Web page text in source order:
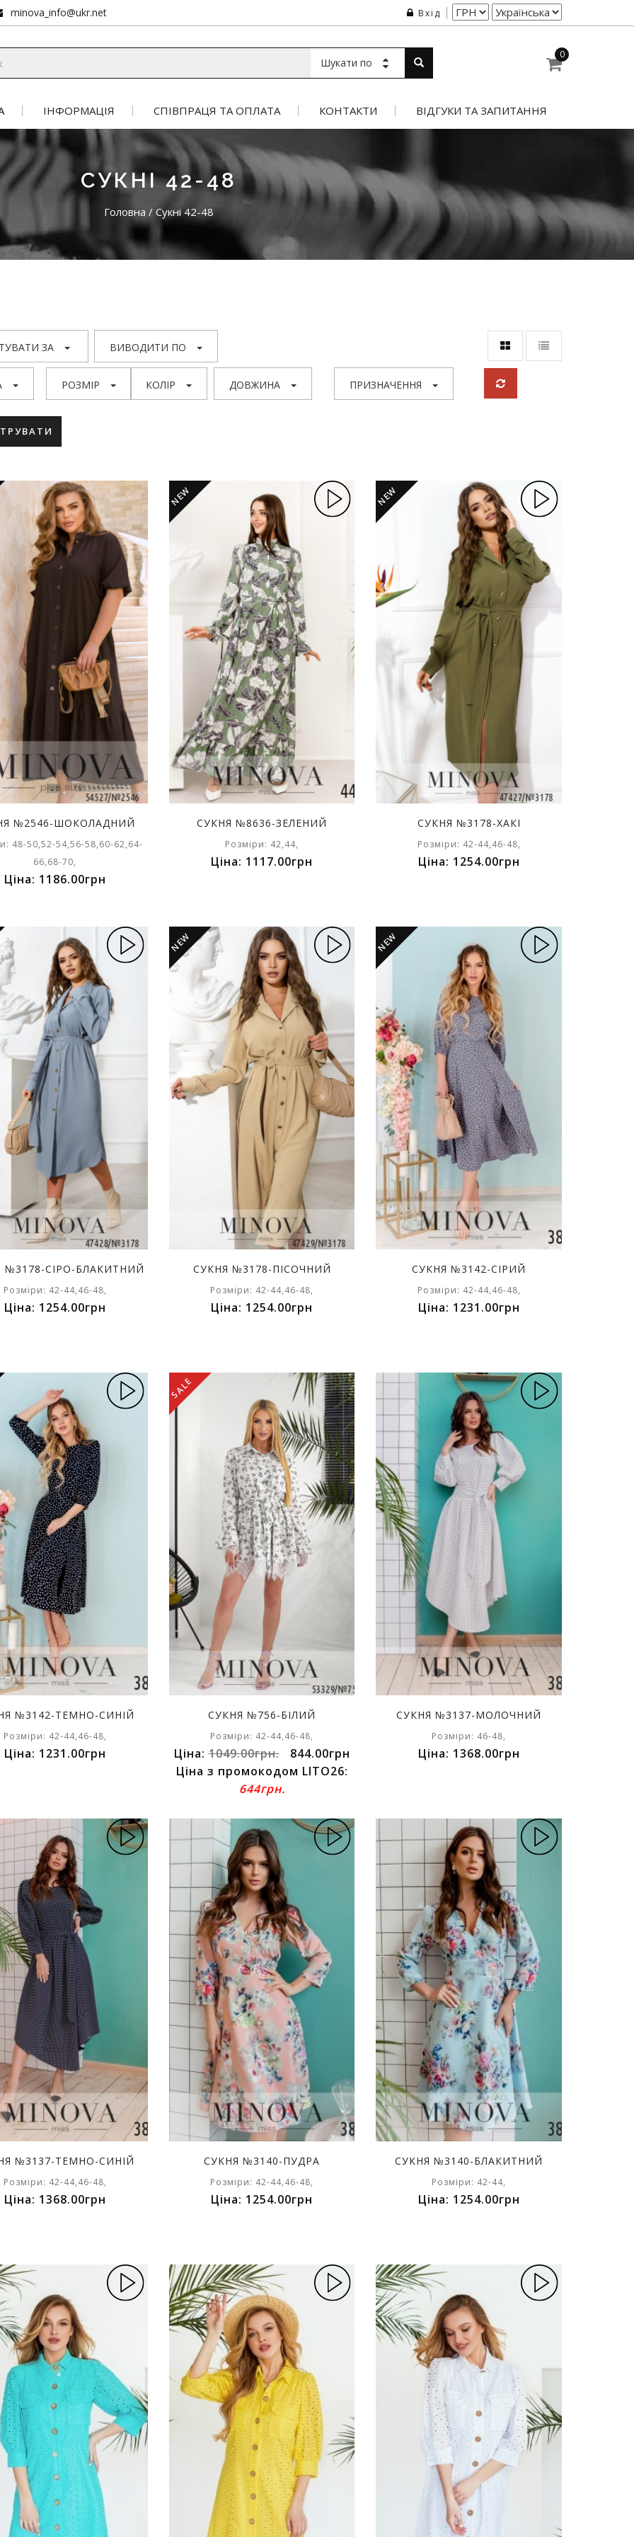
minova_info@ukr.net Вхід
Шукати по
0
ІНФОРМАЦІЯ СПІВПРАЦЯ ТА ОПЛАТА КОНТАКТИ ВІДГУКИ ТА ЗАПИТАННЯ
СУКНІ 42-48
Головна / Сукні 42-48
ЗА ВИВОДИТИ ПО
РОЗМІР КОЛІР ДОВЖИНА ПРИЗНАЧЕННЯ
№2546-ШОКОЛАДНИЙ
48-50,52-54,56-58,60-62,64-
66,68-70,
Ціна: 1186.00грн
NEW
СУКНЯ №8636-ЗЕЛЕНИЙ
Розміри: 42,44,
Ціна: 1117.00грн
NEW
СУКНЯ №3178-ХАКІ
Розміри: 42-44,46-48,
Ціна: 1254.00грн
№3178-СІРО-БЛАКИТНИЙ
Розміри: 42-44,46-48,
Ціна: 1254.00грн
NEW
СУКНЯ №3178-ПІСОЧНИЙ
Розміри: 42-44,46-48,
Ціна: 1254.00грн
NEW
СУКНЯ №3142-СІРИЙ
Розміри: 42-44,46-48,
Ціна: 1231.00грн
№3142-ТЕМНО-СИНІЙ
Розміри: 42-44,46-48,
Ціна: 1231.00грн
SALE
СУКНЯ №756-БІЛИЙ
Розміри: 42-44,46-48,
Ціна:1049.00грн.
844.00грн
Ціна з промокодом LITO26:
644грн.
СУКНЯ №3137-МОЛОЧНИЙ
Розміри: 46-48,
Ціна: 1368.00грн
№3137-ТЕМНО-СИНІЙ
Розміри: 42-44,46-48,
Ціна: 1368.00грн
СУКНЯ №3140-ПУДРА
Розміри: 42-44,46-48,
Ціна: 1254.00грн
СУКНЯ №3140-БЛАКИТНИЙ
Розміри: 42-44,
Ціна: 1254.00грн